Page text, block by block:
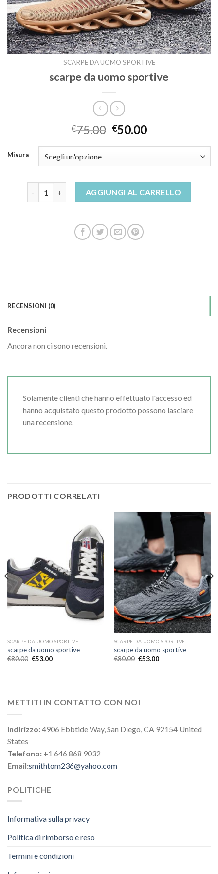
SCARPE DA UOMO SPORTIVE
scarpe da uomo sportive
€75.00 €50.00
Misura
scarpe da uomo sportive quantità
AGGIUNGI AL CARRELLO
RECENSIONI (0)
Recensioni
Ancora non ci sono recensioni.
Solamente clienti che hanno effettuato l'accesso ed
hanno acquistato questo prodotto possono lasciare
una recensione.
PRODOTTI CORRELATI
SCARPE DA UOMO SPORTIVE
scarpe da uomo sportive
€80.00 €53.00
SCARPE DA UOMO SPORTIVE
scarpe da uomo sportive
€80.00 €53.00
METTITI IN CONTATTO CON NOI
Indirizzo:4906 Ebbtide Way, San Diego, CA 92154 United
States
Telefono: +1 646 868 9032
Email:smithtom236@yahoo.com
POLITICHE
Informativa sulla privacy
Politica di rimborso e reso
Termini e condizioni